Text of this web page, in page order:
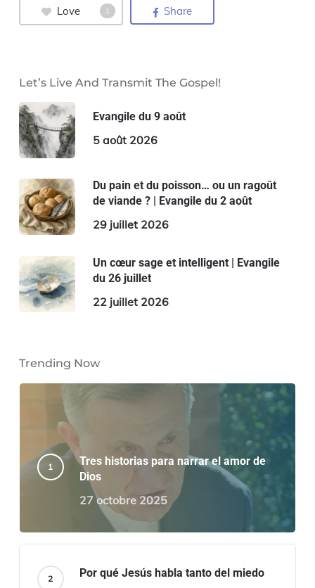
Love 1 Share
Let’s Live And Transmit The Gospel!
Evangile du 9 août
5 août 2026
Du pain et du poisson… ou un ragoût
de viande ? | Evangile du 2 août
29 juillet 2026
Un cœur sage et intelligent | Evangile
du 26 juillet
22 juillet 2026
Trending Now
Tres historias para narrar el amor de
Dios
27 octobre 2025
Por qué Jesús habla tanto del miedo